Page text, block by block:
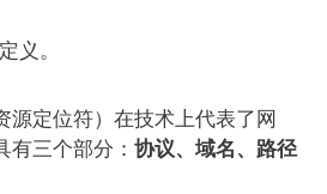
。
定位符）在技术上代表了网
有三个部分： 协议、域名、路径